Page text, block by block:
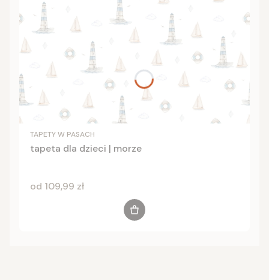
TAPETY W PASACH
tapeta dla dzieci | morze
Cena
od 109,99 zł
Zobacz produkt